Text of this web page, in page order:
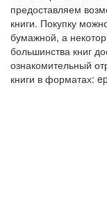
предоставляем
книги. Покупку
бумажной, а
большинства книг
ознакомительный
книги в форматах: